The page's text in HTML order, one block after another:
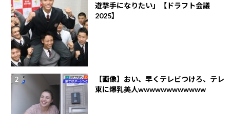
遊撃手になりたい」【ドラフト会議
2025】
【画像】おい、早くテレビつけろ、テレ
東に爆乳美人wwwwwwwwwwww